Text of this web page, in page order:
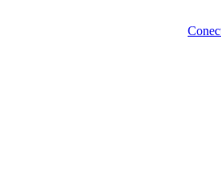
Copiați acest
REDAȚI